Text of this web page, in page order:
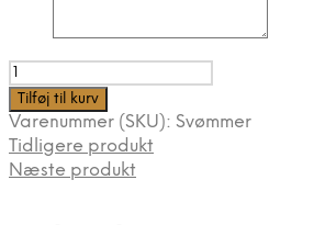
SVØMNING
|
HØJDE
11CM
antal
Tilføj til kurv
Varenummer (SKU): Svømmer
Tidligere produkt
Næste produkt